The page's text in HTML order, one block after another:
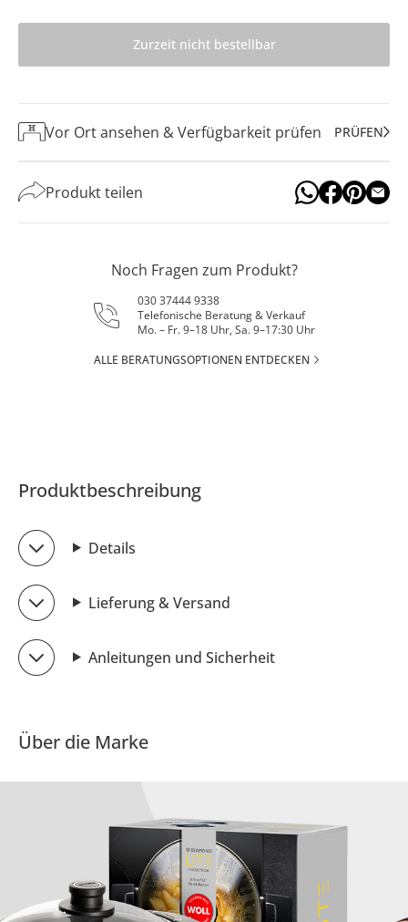
Zurzeit nicht bestellbar
Vor Ort ansehen & Verfügbarkeit prüfen PRÜFEN
Produkt teilen
Noch Fragen zum Produkt?
030 37444 9338
Telefonische Beratung & Verkauf
Mo. – Fr. 9–18 Uhr, Sa. 9–17:30 Uhr
ALLE BERATUNGSOPTIONEN ENTDECKEN
Produktbeschreibung
Details
Lieferung & Versand
Anleitungen und Sicherheit
Über die Marke